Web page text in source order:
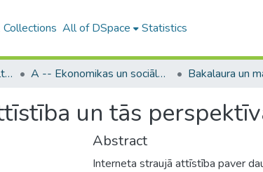
All of DSpace Statistics
B4 – LU fakultātes / Faculties of the UL A -- Ekonomikas un sociālo zinātņu fakultāte / Faculty of Economics and Social Sciences
un tās
Abstract
Interneta straujā attīstība paver